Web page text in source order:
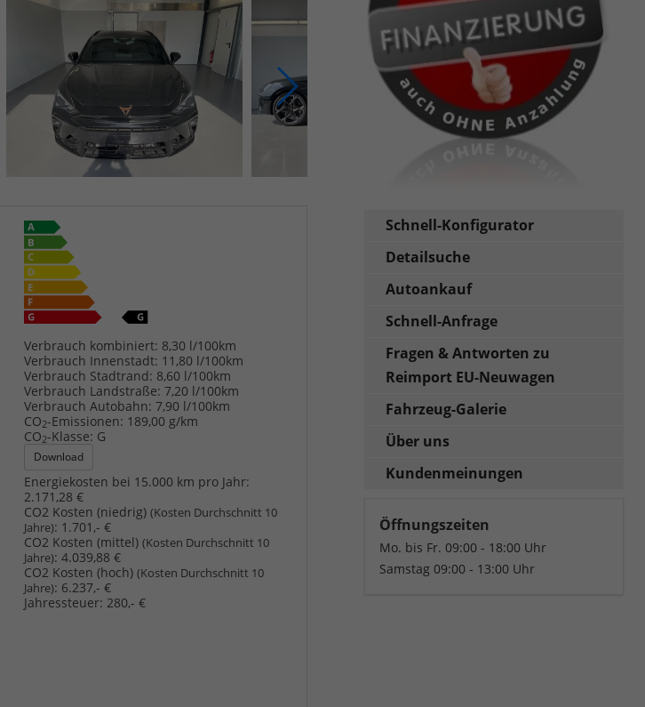
Verbrauch kombiniert: 8,30 l/100km
Verbrauch Innenstadt: 11,80 l/100km
Verbrauch Stadtrand: 8,60 l/100km
Verbrauch Landstraße: 7,20 l/100km
Verbrauch Autobahn: 7,90 l/100km
CO2-Emissionen: 189,00 g/km
CO2-Klasse: G
Download
Energiekosten bei 15.000 km pro Jahr:
2.171,28 €
CO2 Kosten (niedrig)(Kosten Durchschnitt 10
Jahre): 1.701,- €
CO2 Kosten (mittel)(Kosten Durchschnitt 10
Jahre): 4.039,88 €
CO2 Kosten (hoch)(Kosten Durchschnitt 10
Jahre): 6.237,- €
Jahressteuer: 280,- €
Schnell-Konfigurator
Detailsuche
Autoankauf
Schnell-Anfrage
Fragen & Antworten zu
Reimport EU-Neuwagen
Fahrzeug-Galerie
Über uns
Kundenmeinungen
Öffnungszeiten
Mo. bis Fr. 09:00 - 18:00 Uhr
Samstag 09:00 - 13:00 Uhr